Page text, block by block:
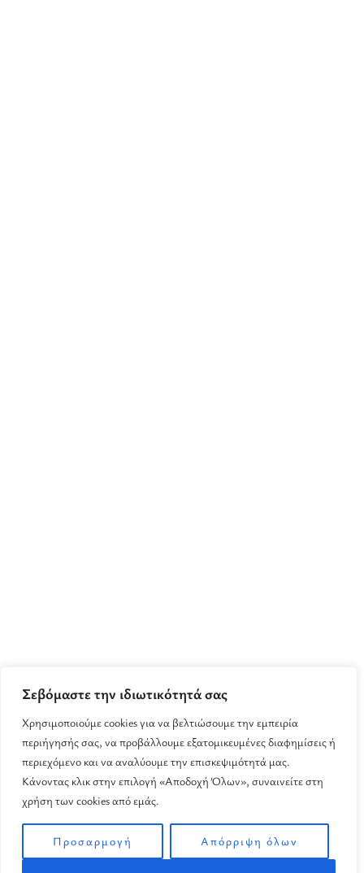
Σεβόμαστε την ιδιωτικότητά σας
Χρησιμοποιούμε cookies για να βελτιώσουμε την εμπειρία
περιήγησής σας, να προβάλλουμε εξατομικευμένες διαφημίσεις ή
περιεχόμενο και να αναλύουμε την επισκεψιμότητά μας.
Κάνοντας κλικ στην επιλογή «Αποδοχή Όλων», συναινείτε στη
χρήση των cookies από εμάς.
Προσαρμογή Απόρριψη όλων